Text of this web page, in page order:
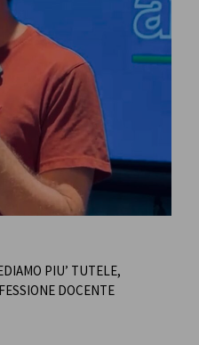
PIU’ TUTELE,
DOCENTE